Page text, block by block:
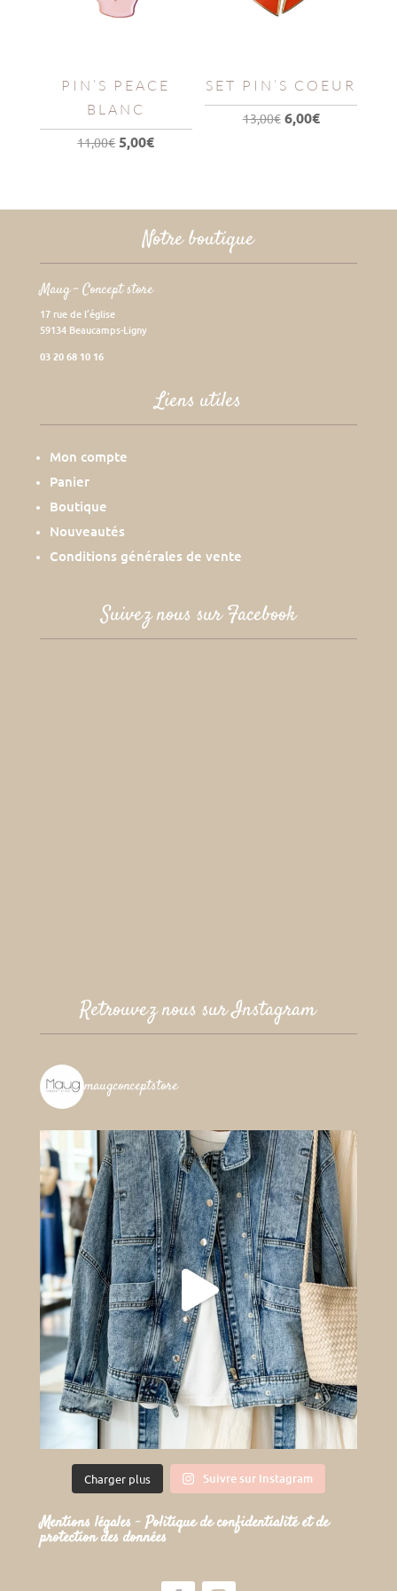
PIN’S PEACE
BLANC
11,00€ Le
était :
11,00€.
5,00€Le
est :
5,00€.
SET PIN’S COEUR
13,00€ Le
13,00€.
6,00€Le
6,00€.
Notre boutique
Maug – Concept store
17 rue de l’église
59134 Beaucamps-Ligny
03 20 68 10 16
Liens utiles
Mon compte
Panier
Boutique
Nouveautés
Conditions générales de vente
Suivez nous sur Facebook
Retrouvez nous sur Instagram
maugconceptstore
Charger plus Suivre sur Instagram
Mentions légales –Politique de confidentialité et de
protection des données